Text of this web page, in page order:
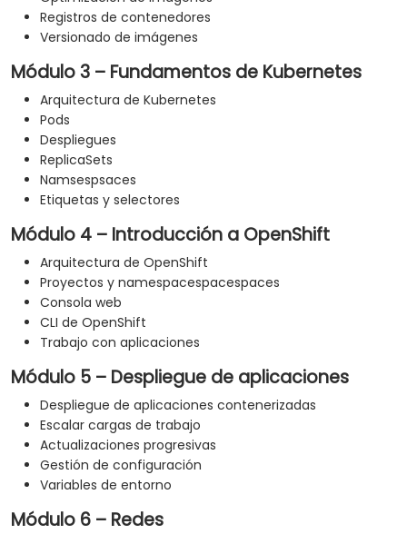
Registros de contenedores
Versionado de imágenes
Módulo 3 – Fundamentos de Kubernetes
Arquitectura de Kubernetes
Pods
Despliegues
ReplicaSets
Namsespsaces
Etiquetas y selectores
Módulo 4 – Introducción a OpenShift
Arquitectura de OpenShift
Proyectos y namespacespacespaces
Consola web
CLI de OpenShift
Trabajo con aplicaciones
Módulo 5 – Despliegue de aplicaciones
Despliegue de aplicaciones contenerizadas
Escalar cargas de trabajo
Actualizaciones progresivas
Gestión de configuración
Variables de entorno
Módulo 6 – Redes